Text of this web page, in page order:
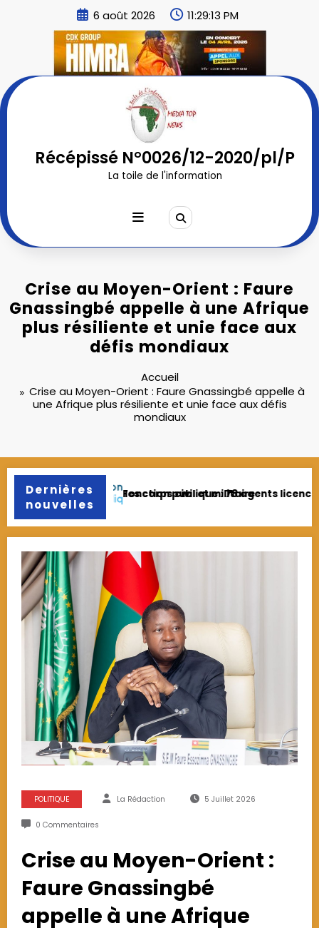
6 août 2026 11:29:15 PM
Récépissé N°0026/12-2020/pl/P
La toile de l'information
Crise au Moyen-Orient : Faure
Gnassingbé appelle à une Afrique
plus résiliente et unie face aux
défis mondiaux
Accueil
Crise au Moyen-Orient : Faure Gnassingbé appelle à
une Afrique plus résiliente et unie face aux défis
mondiaux
Dernières
nouvelles
pour fraude et faux diplômesAgropole de Kara : Anakoma Bikpéta
POLITIQUE La Rédaction 5 Juillet 2026
0 Commentaires
Crise au Moyen-Orient :
Faure Gnassingbé
appelle à une Afrique